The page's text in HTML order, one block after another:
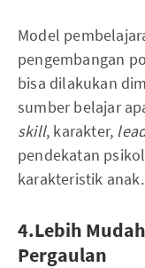
Model
pengembangan
bisa dilakukan
sumber belajar
skill, karakter,
pendekatan
karakteristik anak.
4.Lebih
Pergaulan